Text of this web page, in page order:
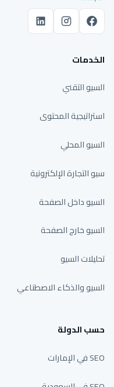
الخدمات
السيو التقني
استراتيجية المحتوى
السيو المحلي
سيو التجارة الإلكترونية
السيو داخل الصفحة
السيو خارج الصفحة
تحليلات السيو
السيو والذكاء الاصطناعي
حسب الدولة
SEO في الإمارات